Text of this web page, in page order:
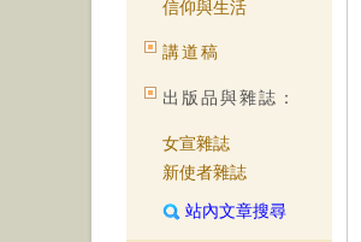
信仰與生活
講道稿
出版品與雜誌：
女宣雜誌
新使者雜誌
站內文章搜尋